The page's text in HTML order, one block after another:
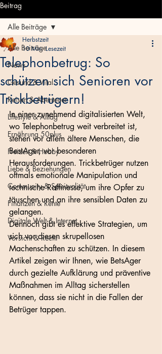
Beitrag
Alle Beiträge
News
Gesund & Vital
Reisen & Abenteuer
Lifestyle & Alltag
Ernährung 50plus
Freizeit & Hobby
Liebe & Beziehungen
Community & Spiritualität
Finanzen & Rente
Digitale Welt & Internet
Vorsicht & Recht
Alle Beiträge
Telephonbetrug: So
schützen sich Senioren vor
Trickbetrügern!
Herbstzeit
10 Min. Lesezeit
In einer zunehmend digitalisierten Welt,
wo Telephonbetrug weit verbreitet ist,
stehen vor allem ältere Menschen, die
BestAger, vor besonderen
Herausforderungen. Trickbetrüger nutzen
oftmals emotionale Manipulation und
technische Raffinesse, um ihre Opfer zu
täuschen und an ihre sensiblen Daten zu
gelangen.
Dennoch gibt es effektive Strategien, um
sich vor diesen skrupellosen
Machenschaften zu schützen. In diesem
Artikel zeigen wir Ihnen, wie BetsAger
durch gezielte Aufklärung und präventive
Maßnahmen im Alltag sicherstellen
können, dass sie nicht in die Fallen der
Betrüger tappen.